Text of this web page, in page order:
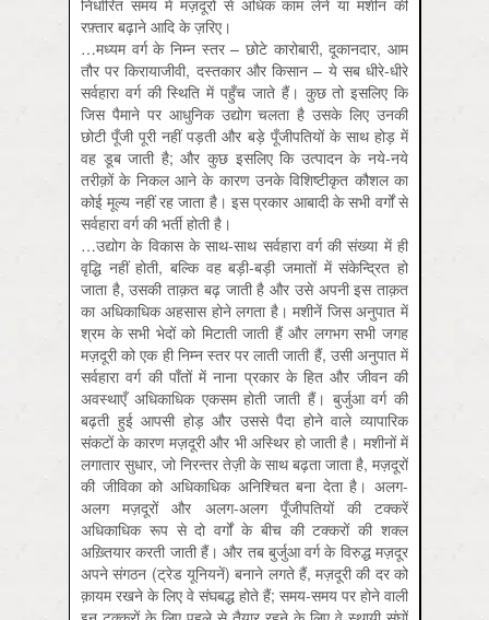
रफ़्तार बढ़ाने आदि के ज़रिए।
…मध्यम वर्ग के निम्न स्तर – छोटे कारोबारी, दूकानदार, आम
तौर पर किरायाजीवी, दस्तकार और किसान – ये सब धीरे-धीरे
सर्वहारा वर्ग की स्थिति में पहुँच जाते हैं। कुछ तो इसलिए कि
जिस पैमाने पर आधुनिक उद्योग चलता है उसके लिए उनकी
छोटी पूँजी पूरी नहीं पड़ती और बड़े पूँजीपतियों के साथ होड़ में
वह डूब जाती है; और कुछ इसलिए कि उत्पादन के नये-नये
तरीक़ों के निकल आने के कारण उनके विशिष्टीकृत कौशल का
कोई मूल्य नहीं रह जाता है। इस प्रकार आबादी के सभी वर्गों से
सर्वहारा वर्ग की भर्ती होती है।
…उद्योग के विकास के साथ-साथ सर्वहारा वर्ग की संख्या में ही
वृद्धि नहीं होती, बल्कि वह बड़ी-बड़ी जमातों में संकेन्द्रित हो
जाता है, उसकी ताक़त बढ़ जाती है और उसे अपनी इस ताक़त
का अधिकाधिक अहसास होने लगता है। मशीनें जिस अनुपात में
श्रम के सभी भेदों को मिटाती जाती हैं और लगभग सभी जगह
मज़दूरी को एक ही निम्न स्तर पर लाती जाती हैं, उसी अनुपात में
सर्वहारा वर्ग की पाँतों में नाना प्रकार के हित और जीवन की
अवस्थाएँ अधिकाधिक एकसम होती जाती हैं। बुर्जुआ वर्ग की
बढ़ती हुई आपसी होड़ और उससे पैदा होने वाले व्यापारिक
संकटों के कारण मज़दूरी और भी अस्थिर हो जाती है। मशीनों में
लगातार सुधार, जो निरन्तर तेज़ी के साथ बढ़ता जाता है, मज़दूरों
की जीविका को अधिकाधिक अनिश्चित बना देता है। अलग-
अलग मज़दूरों और अलग-अलग पूँजीपतियों की टक्करें
अधिकाधिक रूप से दो वर्गों के बीच की टक्करों की शक्ल
अख़्तियार करती जाती हैं। और तब बुर्जुआ वर्ग के विरुद्ध मज़दूर
अपने संगठन (ट्रेड यूनियनें) बनाने लगते हैं, मज़दूरी की दर को
क़ायम रखने के लिए वे संघबद्ध होते हैं; समय-समय पर होने वाली